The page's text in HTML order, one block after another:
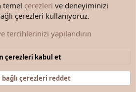
Gizlilik politikası
® © 2010-2025 XenForo Ltd.
temel çerezleri ve deneyiminizi
çerezleri kullanıyoruz.
tercihlerinizi yapılandırın
çerezleri kabul et
çerezleri reddet